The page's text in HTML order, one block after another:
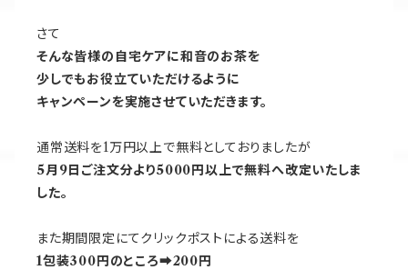
さて
そんな皆様の自宅ケアに和音のお茶を
少しでもお役立ていただけるように
キャンペーンを実施させていただきます。
通常送料を1万円以上で無料としておりましたが
5月9日ご注文分より5000円以上で無料へ改定いたしま
した。
また期間限定にてクリックポストによる送料を
1包装300円のところ➡200円